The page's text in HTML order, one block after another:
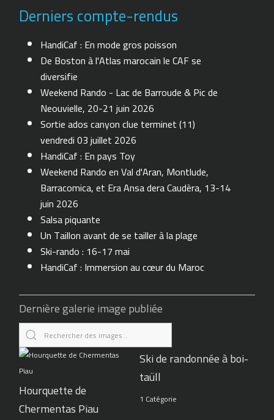
Derniers compte-rendus
HandiCaf : En mode gros poisson
De Boston à l'Atlas marocain le CAF se
diversifie
Weekend Rando - Lac de Barroude & Pic de
Neouvielle, 20-21 juin 2026
Sortie ados canyon clue terminet (11)
vendredi 03 juillet 2026
HandiCaf : En pays Toy
Weekend Rando en Val d'Aran, Montlude,
Barracomica, et Era Ansa dera Caudèra, 13-14
juin 2026
Salsa piquante
Un Taillon avant de se tailler à la plage
Ski-rando : 16-17 mai
HandiCaf : Immersion au cœur du Maroc
Dernière galerie image publiée
Hourquette de
Chermentas Piau
Ski de randonnée à boi-
taüll
1 Catégorie